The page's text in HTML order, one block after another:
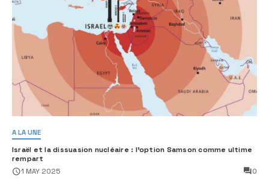
A LA UNE
Israël et la dissuasion nucléaire : l’option Samson comme ultime
rempart
1 MAY 2025 0